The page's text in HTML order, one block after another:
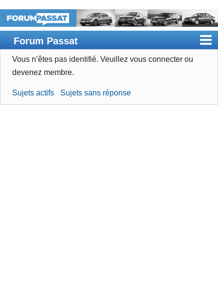
Forum Passat
Accueil
Devenir membre
Vous n’êtes pas identifié. Veuillez vous connecter ou
devenez membre.
Sujets actifs Sujets sans réponse